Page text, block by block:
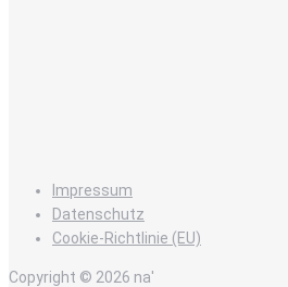
Impressum
Datenschutz
Cookie-Richtlinie (EU)
Copyright © 2026 na'